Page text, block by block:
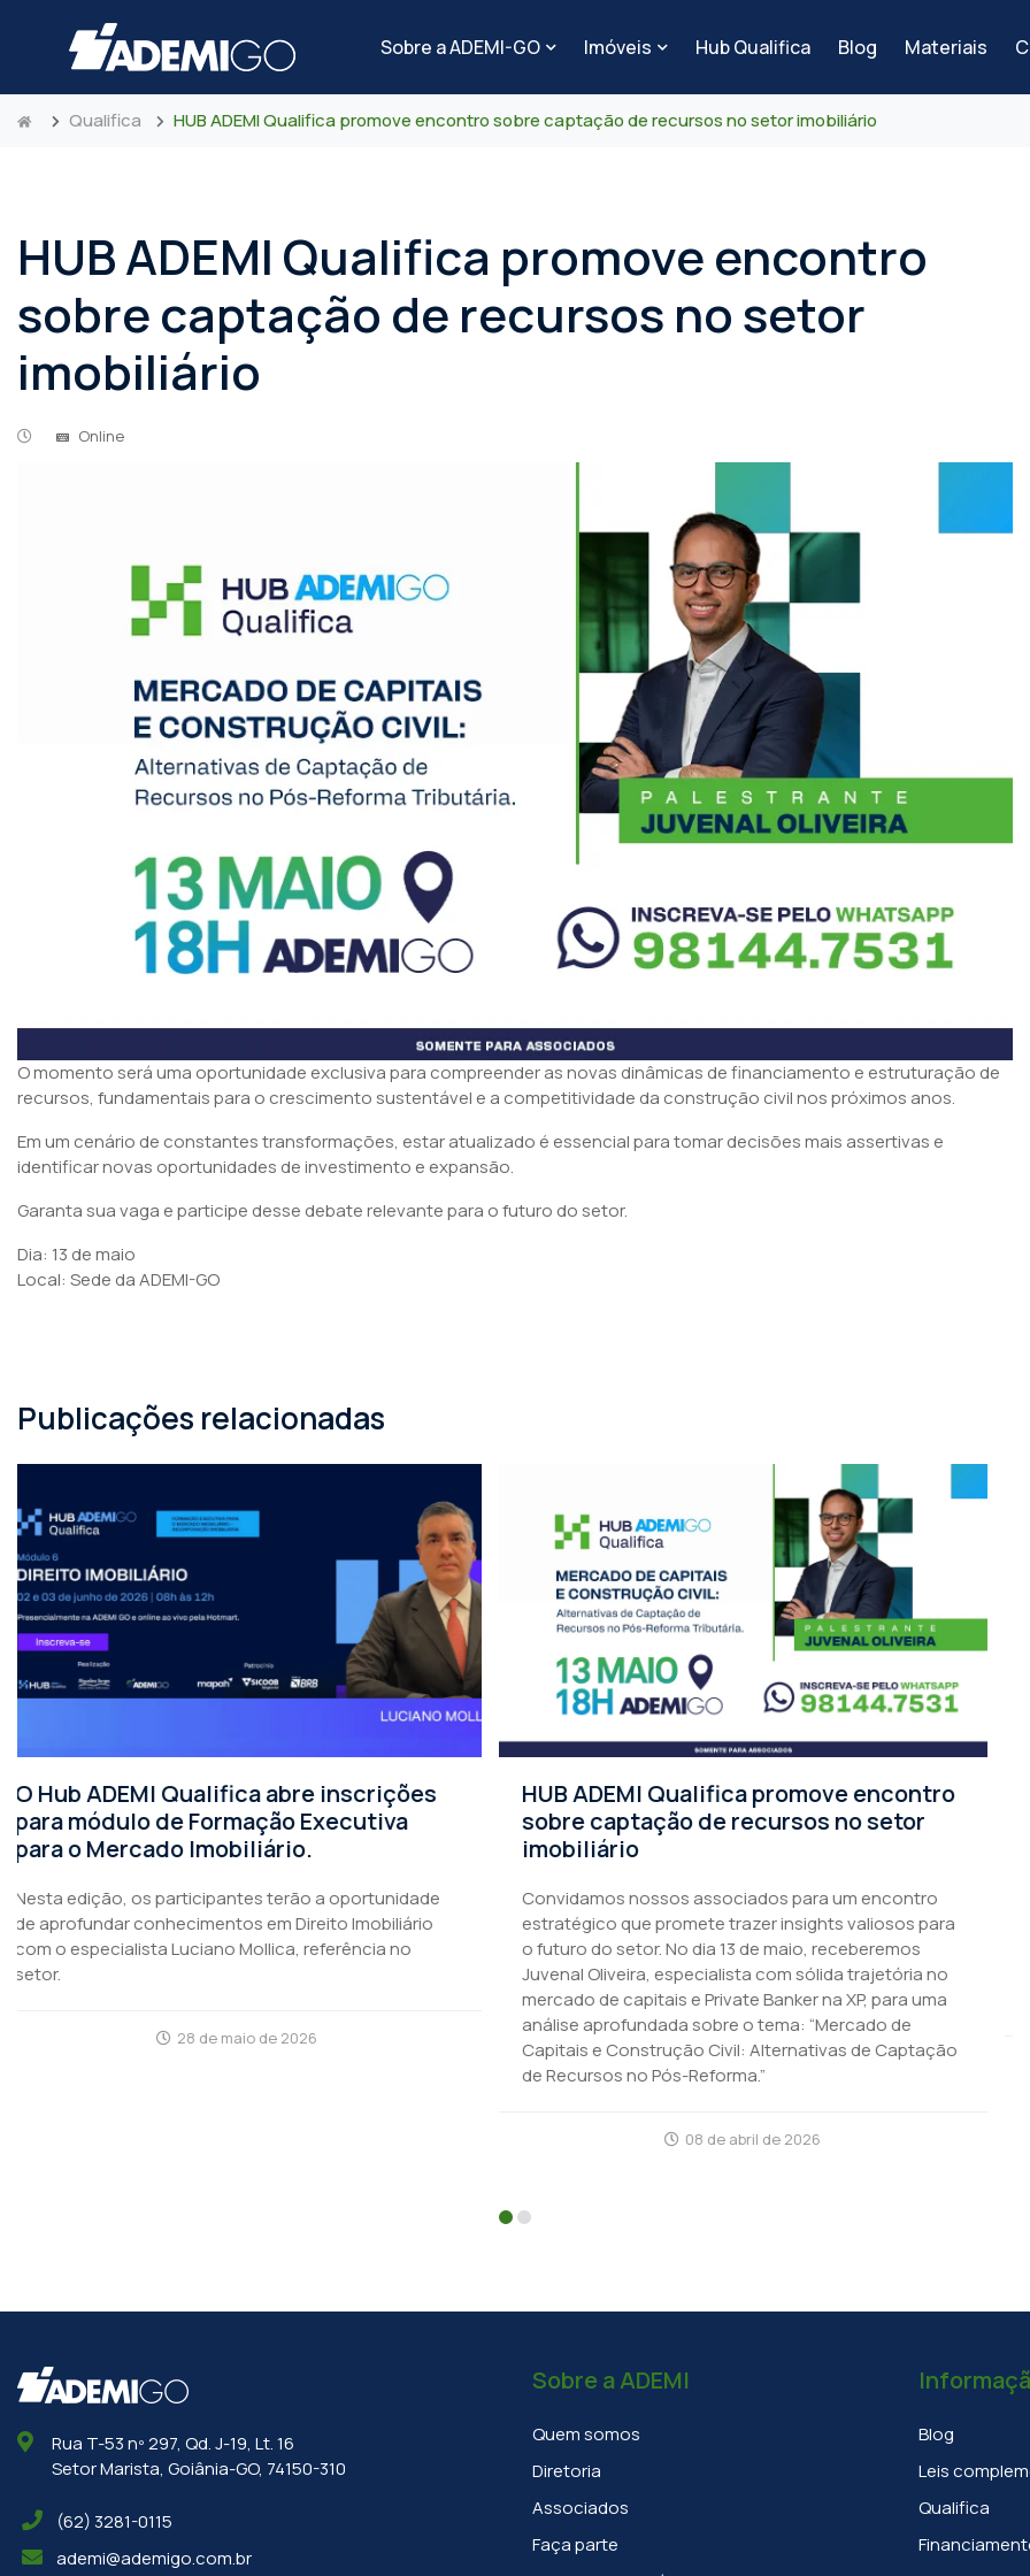
Sobre a ADEMI-GO Imóveis Hub Qualifica Blog Materiais
Qualifica HUB ADEMI Qualifica promove encontro sobre captação de recursos no setor imobiliário
HUB ADEMI Qualifica promove encontro
sobre captação de recursos no setor
imobiliário
Online
O momento será uma oportunidade exclusiva para compreender as novas dinâmicas de financiamento e estruturação de
recursos, fundamentais para o crescimento sustentável e a competitividade da construção civil nos próximos anos.
Em um cenário de constantes transformações, estar atualizado é essencial para tomar decisões mais assertivas e
identificar novas oportunidades de investimento e expansão.
Garanta sua vaga e participe desse debate relevante para o futuro do setor.
Dia: 13 de maio
Local: Sede da ADEMI-GO
Publicações relacionadas
HUB ADEMI Qualifica promove encontro
sobre captação de recursos no setor
imobiliário
Convidamos nossos associados para um encontro
estratégico que promete trazer insights valiosos para
o futuro do setor. No dia 13 de maio, receberemos
Capitais e Construção Civil: Alternativas de Captação
A ADEMI-GO promove palestra Plano
Básico de Zona de Proteção de
Aeródromo.
A ADEMI realizará, no dia 25 de março, às 18h, em seu
auditório, a palestra “Plano Básico de Zona de
Proteção de Aeródromo: Como Antecipar Restrições
e Proteger o Empreendimento”, voltado
exclusivamente aos associados.
23 de fevereiro de 2026
Rua T-53 nº 297, Qd. J-19, Lt. 16
Setor Marista, Goiânia-GO, 74150-310
(62) 3281-0115
ademi@ademigo.com.br
Sobre a ADEMI
Quem somos
Diretoria
Associados
Faça parte
Blog
Leis
Qualifica